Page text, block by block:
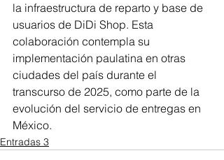
la infraestructura de reparto y base de
usuarios de DiDi Shop. Esta
colaboración contempla su
implementación paulatina en otras
ciudades del país durante el
transcurso de 2025, como parte de la
evolución del servicio de entregas en
México.
Entradas 3